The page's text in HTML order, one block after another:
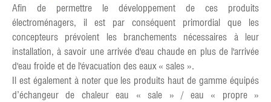
Afin de permettre le développement de ces produits
électroménagers, il est par conséquent primordial que les
concepteurs prévoient les branchements nécessaires à leur
installation, à savoir une arrivée d'eau chaude en plus de l'arrivée
d'eau froide et de l'évacuation des eaux « sales ».
Il est également à noter que les produits haut de gamme équipés
d’échangeur de chaleur eau « sale » / eau « propre »